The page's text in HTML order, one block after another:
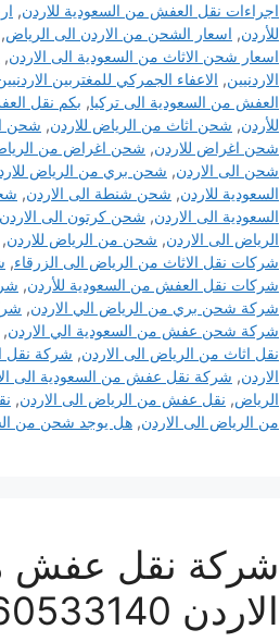
اجراءات نقل العفش من السعودية للاردن,
للأردن, اسعار الشحن من الاردن الى الرياض,
اسعار شحن الاثاث من السعودية الى الاردن,
الاردنيين, الاعفاء الجمركي للمغتربين
العفش من السعودية الى تركيا, بكم نقل
للأردن, شحن اثاث من الرياض للاردن, شحن
شحن اغراض للاردن, شحن اغراض من
شحن الى الاردن, شحن بري من الرياض
السعودية للاردن, شحن شنطة الى الاردن,
السعودية الى الاردن, شحن كرتون الى الاردن
الرياض الى الاردن, شحن من الرياض للاردن,
شركات نقل الاثاث من الرياض الى الزرقاء,
شركات نقل العفش من السعودية للأردن,
شركة شحن بري من الرياض الي الاردن,
شركة شحن عفش من السعودية الي الاردن,
نقل اثاث من الرياض الى الاردن, شركة نقل
الاردن, شركة نقل عفش من السعودية الى
الرياض, نقل عفش من الرياض الى الاردن,
من الرياض الى الاردن, هل يوجد شحن من
شركة نقل عفش
الاردن 0560533140